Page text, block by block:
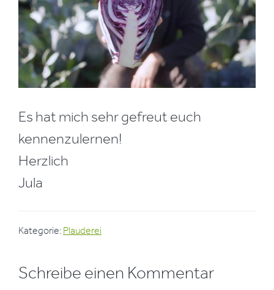
Es hat mich sehr gefreut euch
kennenzulernen!
Herzlich
Jula
Kategorie: Plauderei
Leser-
Schreibe einen Kommentar